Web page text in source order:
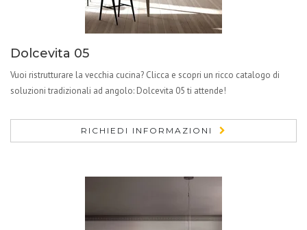
Dolcevita 05
Vuoi ristrutturare la vecchia cucina? Clicca e scopri un ricco catalogo di
soluzioni tradizionali ad angolo: Dolcevita 05 ti attende!
RICHIEDI INFORMAZIONI